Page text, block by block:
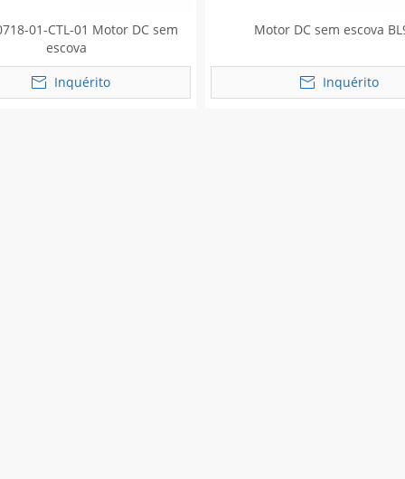
01-CTL-01 Motor DC sem
escova
Inquérito
Motor DC sem escova
Inquérito